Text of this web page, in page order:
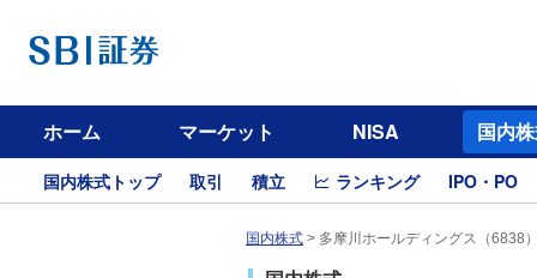
ホーム マーケット NISA 国内
国内株式トップ 取引 積立 ランキング IPO・PO
国内株式 > 多摩川ホールディングス（6838